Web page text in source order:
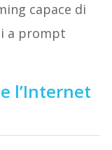
capace di
a prompt
l’Internet